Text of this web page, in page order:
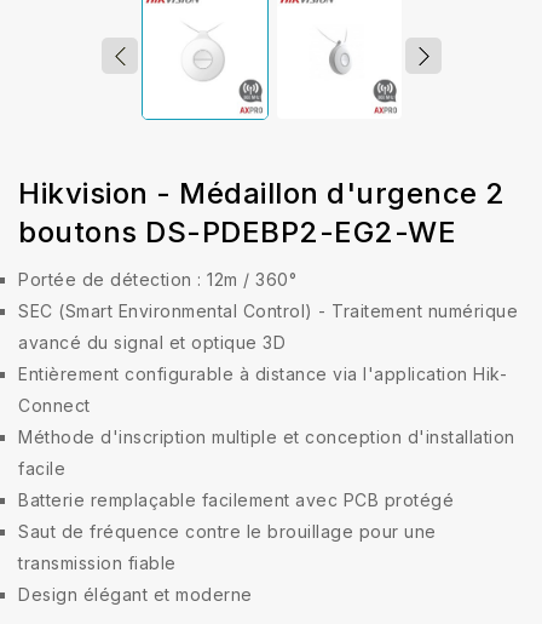
Hikvision - Médaillon d'urgence 2
boutons DS-PDEBP2-EG2-WE
Portée de détection : 12m / 360°
SEC (Smart Environmental Control) - Traitement numérique
avancé du signal et optique 3D
Entièrement configurable à distance via l'application Hik-
Connect
Méthode d'inscription multiple et conception d'installation
facile
Batterie remplaçable facilement avec PCB protégé
Saut de fréquence contre le brouillage pour une
transmission fiable
Design élégant et moderne